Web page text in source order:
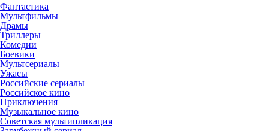
Фантастика
Мультфильмы
Драмы
Триллеры
Комедии
Боевики
Мультсериалы
Ужасы
Российские сериалы
Российское кино
Приключения
Музыкальное кино
Советская мультипликация